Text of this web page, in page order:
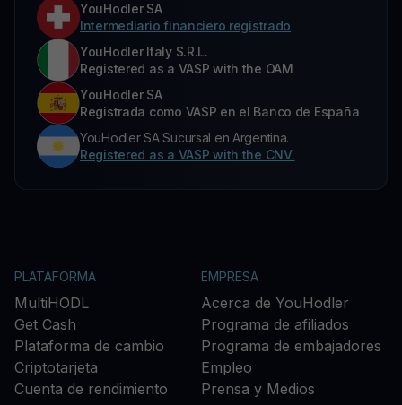
YouHodler SA
Intermediario financiero registrado
YouHodler Italy S.R.L.
Registered as a VASP with the OAM
YouHodler SA
Registrada como VASP en el Banco de España
YouHodler SA Sucursal en Argentina.
Registered as a VASP with the CNV.
PLATAFORMA
MultiHODL
Get Cash
Plataforma de cambio
Criptotarjeta
Cuenta de rendimiento
EMPRESA
Acerca de YouHodler
Programa de afiliados
Programa de embajadores
Empleo
Prensa y Medios